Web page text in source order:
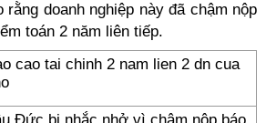
rằng doanh nghiệp này đã chậm nộp
toán 2 năm liên tiếp.